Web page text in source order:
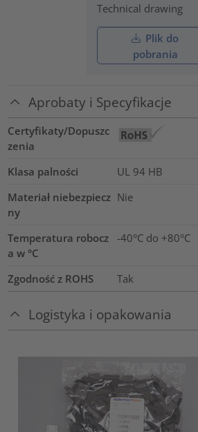
Technical drawing
Plik do
pobrania
Aprobaty i Specyfikacje
Certyfikaty/Dopuszc
zenia
Klasa palności
UL 94 HB
Materiał niebezpiecz
ny
Nie
Temperatura robocz
a w °C
-40°C do +80°C
Zgodność z ROHS Tak
Logistyka i opakowania